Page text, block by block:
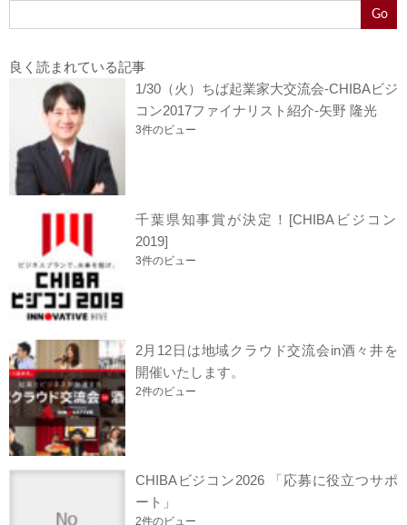
Go
良く読まれている記事
1/30（火）ちば起業家大交流会-CHIBAビジ
コン2017ファイナリスト紹介-矢野 隆光
3件のビュー
千葉県知事賞が決定！[CHIBAビジコン
2019]
3件のビュー
2月12日は地域クラウド交流会in酒々井を
開催いたします。
2件のビュー
CHIBAビジコン2026 「応募に役立つサポ
ート」
2件のビュー